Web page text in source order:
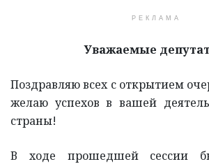
РЕКЛАМА
Уважаемые
Поздравляю всех с открытием
желаю успехов в вашей
страны!
В ходе прошедшей сессии